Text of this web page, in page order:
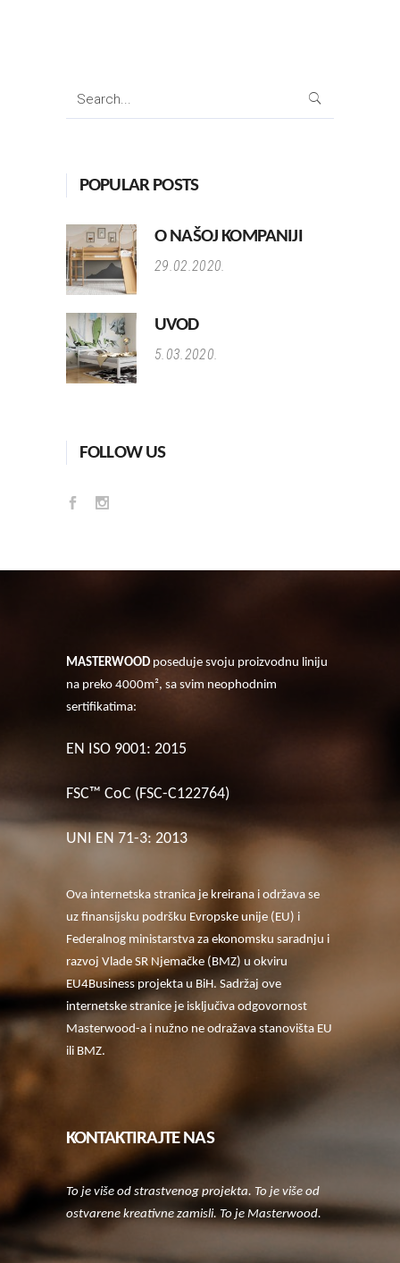
POPULAR POSTS
O NAŠOJ KOMPANIJI
29.02.2020.
UVOD
5.03.2020.
FOLLOW US
MASTERWOOD poseduje svoju proizvodnu liniju
na preko 4000m², sa svim neophodnim
sertifikatima:
EN ISO 9001: 2015
FSC™ CoC (FSC-C122764)
UNI EN 71-3: 2013
Ova internetska stranica je kreirana i održava se
uz finansijsku podršku Evropske unije (EU) i
Federalnog ministarstva za ekonomsku saradnju i
razvoj Vlade SR Njemačke (BMZ) u okviru
EU4Business projekta u BiH. Sadržaj ove
internetske stranice je isključiva odgovornost
Masterwood-a i nužno ne odražava stanovišta EU
ili BMZ.
KONTAKTIRAJTE NAS
To je više od strastvenog projekta. To je više od
ostvarene kreativne zamisli. To je Masterwood.